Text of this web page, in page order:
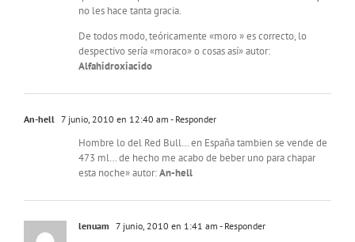
no les hace tanta gracia.
De todos modo, teóricamente «moro » es correcto, lo
despectivo sería «moraco» o cosas así» autor:
Alfahidroxiacido
An-hell 7 junio, 2010 en 12:40 am - Responder
Hombre lo del Red Bull… en España tambien se vende de
473 ml… de hecho me acabo de beber uno para chapar
esta noche» autor:An-hell
lenuam 7 junio, 2010 en 1:41 am - Responder